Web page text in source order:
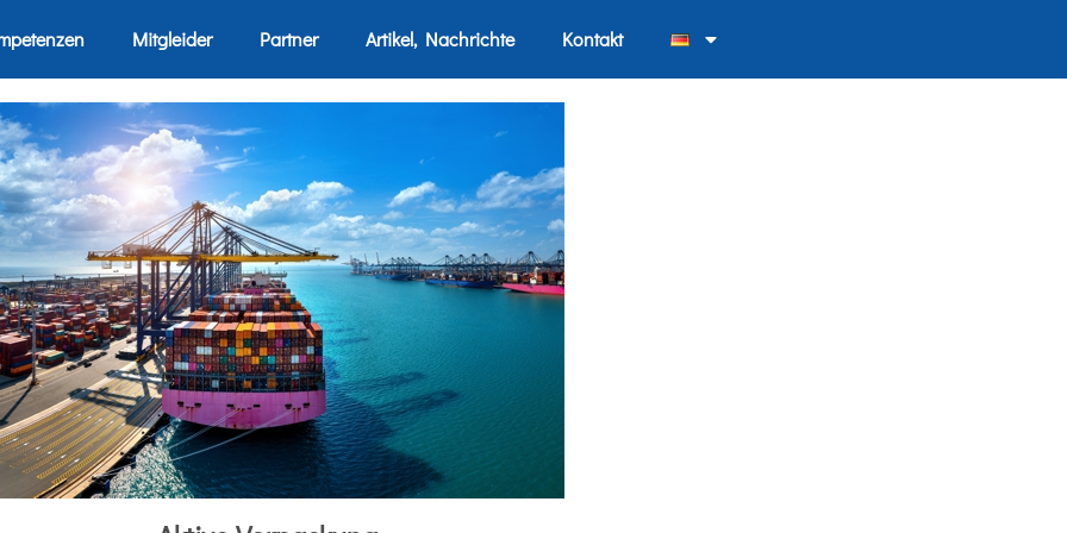
Mitgleider Partner Artikel, Nachrichte Kontakt